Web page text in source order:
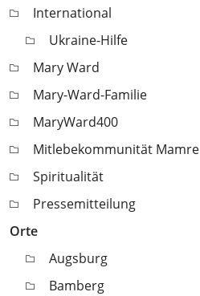
International
Ukraine-Hilfe
Mary Ward
Mary-Ward-Familie
MaryWard400
Mitlebekommunität Mamre
Spiritualität
Pressemitteilung
Orte
Augsburg
Bamberg